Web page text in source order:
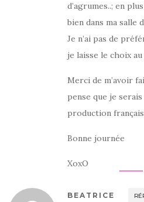
d’agrumes..; en
bien dans ma salle
Je n’ai pas de
je laisse le choix
Merci de m’avoir
pense que je
production
Bonne journée
XoxO
BEATRICE